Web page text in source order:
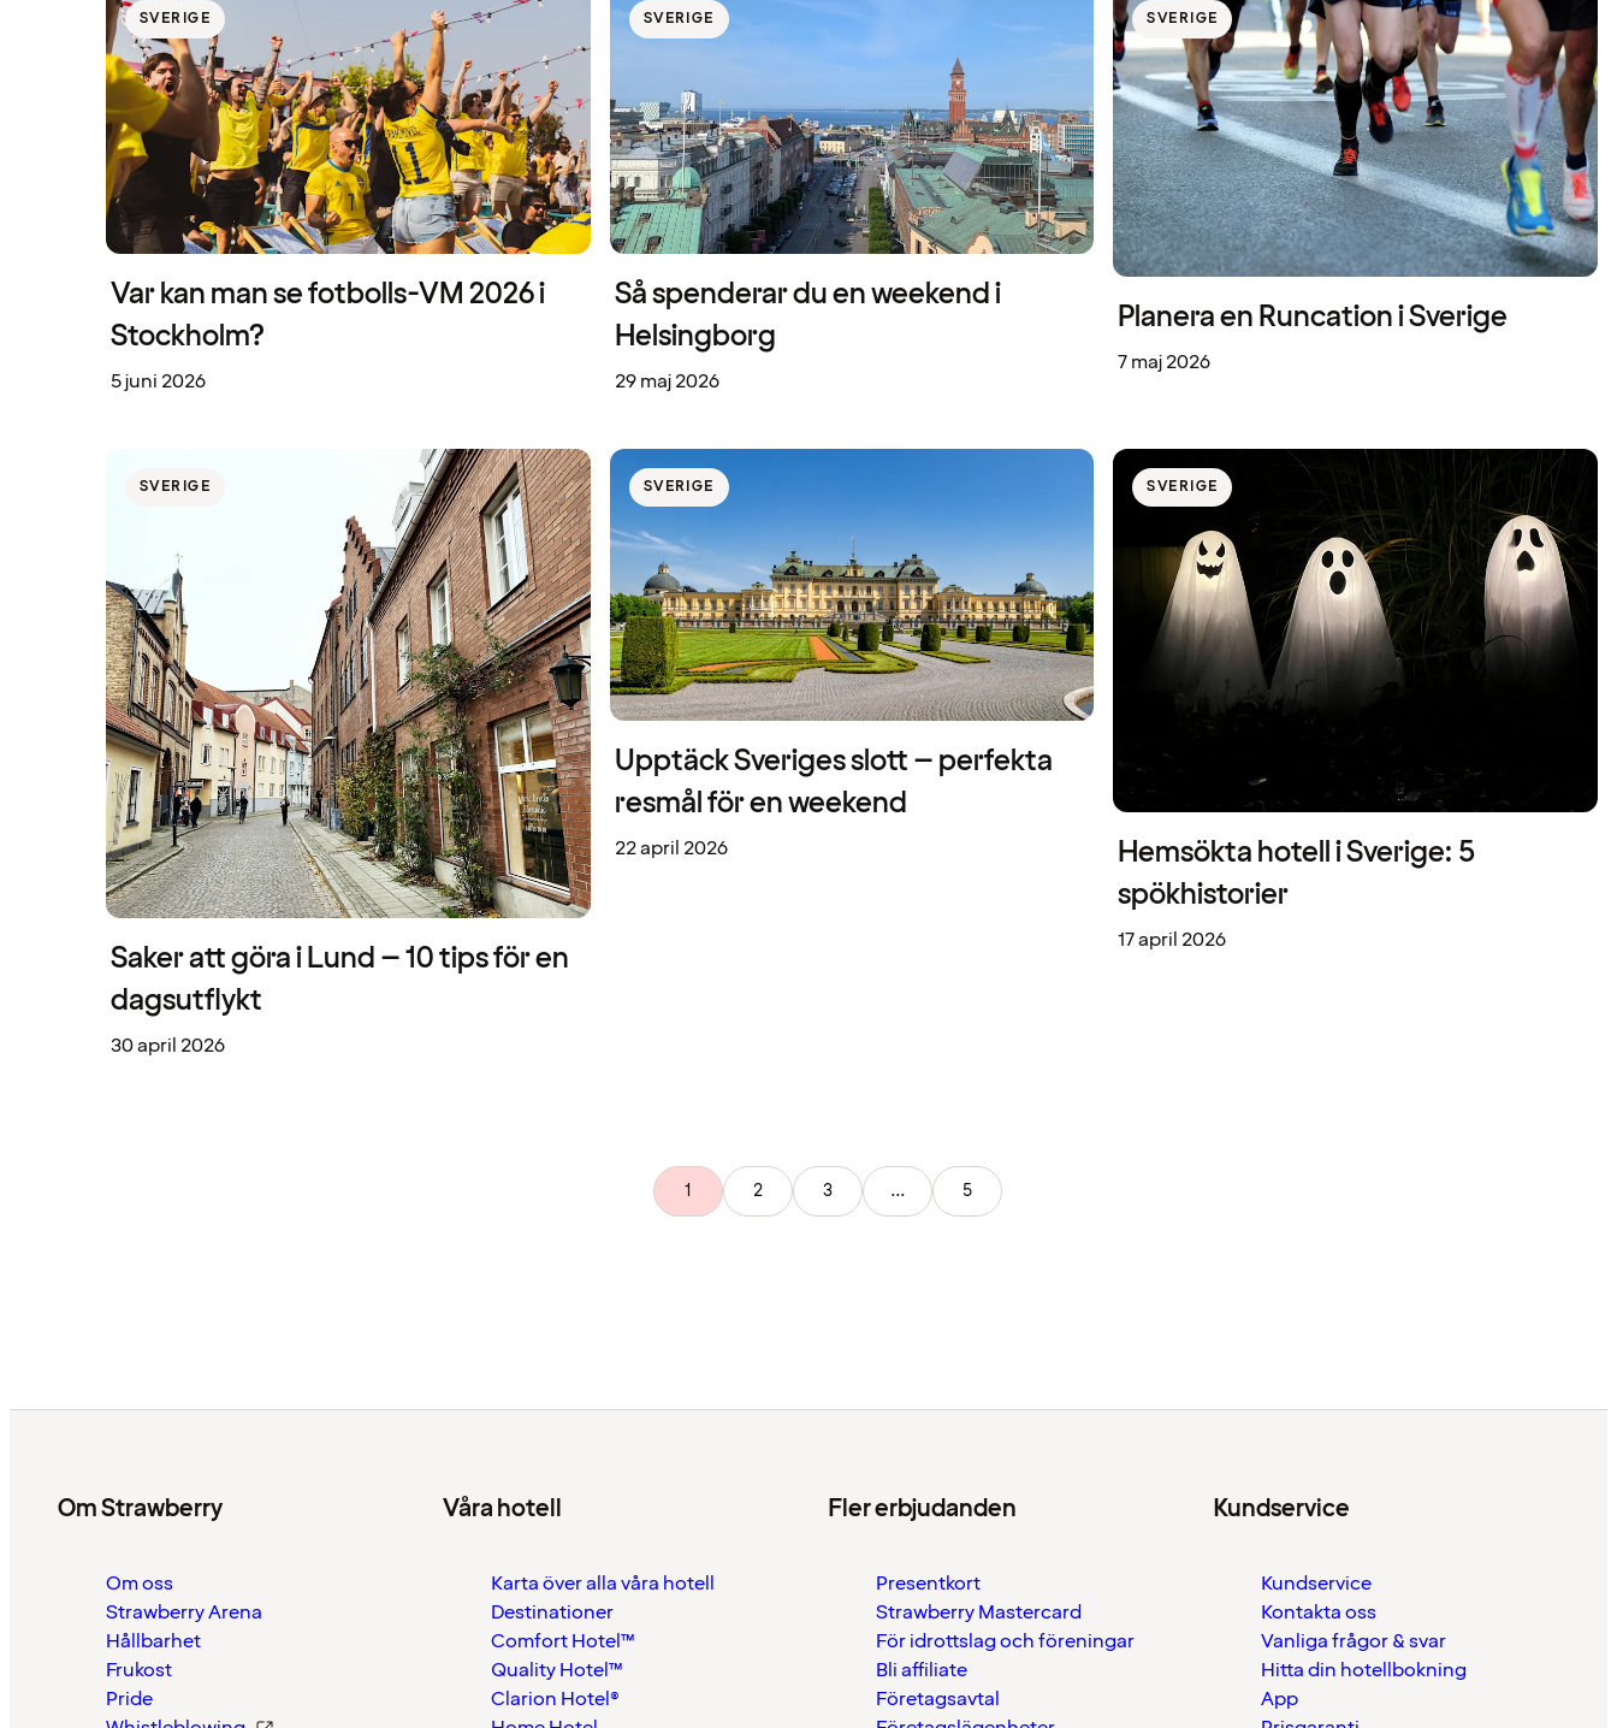
SVERIGE
Var kan man se fotbolls-VM 2026 i
Stockholm?
5 juni 2026
SVERIGE
Så spenderar du en weekend i
Helsingborg
29 maj 2026
SVERIGE
Planera en Runcation i Sverige
7 maj 2026
SVERIGE
Saker att göra i Lund – 10 tips för en
dagsutflykt
30 april 2026
SVERIGE
Upptäck Sveriges slott – perfekta
resmål för en weekend
22 april 2026
SVERIGE
Hemsökta hotell i Sverige: 5
spökhistorier
17 april 2026
1 2 3 ... 5
Om Strawberry
Om oss
Strawberry Arena
Hållbarhet
Frukost
Pride
Våra hotell
Karta över alla våra hotell
Destinationer
Comfort Hotel™
Quality Hotel™
Clarion Hotel®
Fler erbjudanden
Presentkort
Strawberry Mastercard
För idrottslag och föreningar
Bli affiliate
Företagsavtal
Kundservice
Kundservice
Kontakta oss
Vanliga frågor & svar
Hitta din hotellbokning
App